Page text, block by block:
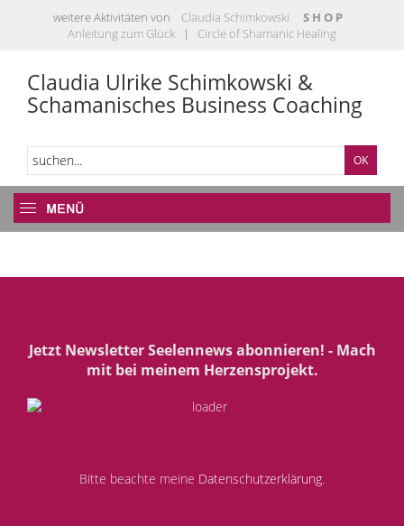
weitere Aktivitäten von Claudia Schimkowski
S H O P
Anleitung zum Glück | Circle of Shamanic Healing
Claudia Ulrike Schimkowski &
Schamanisches Business Coaching
Jetzt Newsletter Seelennews abonnieren! - Mach
mit bei meinem Herzensprojekt.
Bitte beachte meine Datenschutzerklärung.